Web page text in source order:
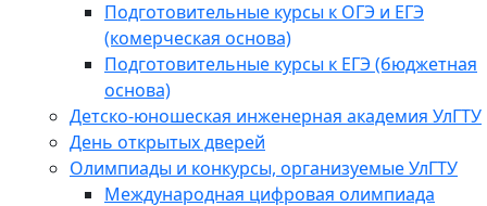
Подготовительные курсы к ОГЭ и ЕГЭ
(комерческая основа)
Подготовительные курсы к ЕГЭ (бюджетная
основа)
Детско-юношеская инженерная академия УлГТУ
День открытых дверей
Олимпиады и конкурсы, организуемые УлГТУ
Международная цифровая олимпиада